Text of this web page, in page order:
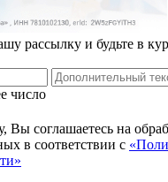
рассылку и будьте в
число
Вы соглашаетесь на
в соответствии с